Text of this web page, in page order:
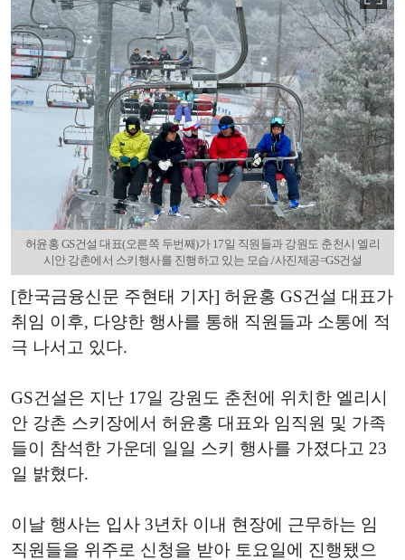
허윤홍 GS건설 대표(오른쪽 두번째)가 17일 직원들과 강원도 춘천시 엘리
시안 강촌에서 스키행사를 진행하고 있는 모습./사진제공=GS건설
[한국금융신문 주현태 기자] 허윤홍 GS건설 대표가
취임 이후, 다양한 행사를 통해 직원들과 소통에 적
극 나서고 있다.
GS건설은 지난 17일 강원도 춘천에 위치한 엘리시
안 강촌 스키장에서 허윤홍 대표와 임직원 및 가족
들이 참석한 가운데 일일 스키 행사를 가졌다고 23
일 밝혔다.
이날 행사는 입사 3년차 이내 현장에 근무하는 임
직원들을 위주로 신청을 받아 토요일에 진행됐으